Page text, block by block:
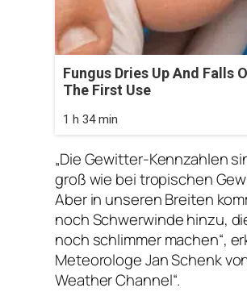
Fungus Dries Up And Falls
The First Use
1 h 34 min
„Die Gewitter-Kennzahlen
groß wie bei tropischen
Aber in unseren Breiten
noch Schwerwinde hinzu,
noch schlimmer machen“,
Meteorologe Jan Schenk
Weather Channel“.